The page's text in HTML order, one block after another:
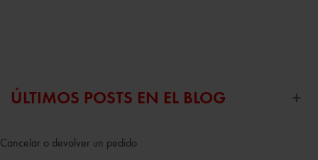
ÚLTIMOS POSTS EN EL BLOG
Cancelar o devolver un pedido